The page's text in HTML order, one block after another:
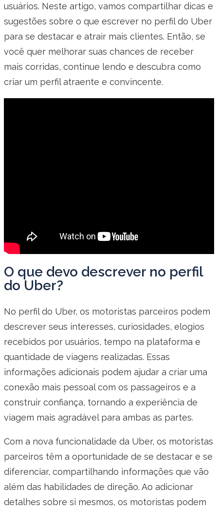
usuários. Neste artigo, vamos compartilhar dicas e
sugestões sobre o que escrever no perfil do Uber
para se destacar e atrair mais clientes. Então, se
você quer melhorar suas chances de receber
mais corridas, continue lendo e descubra como
criar um perfil atraente e convincente.
O que devo descrever no perfil
do Uber?
No perfil do Uber, os motoristas parceiros podem
descrever seus interesses, curiosidades, elogios
recebidos por usuários, tempo na plataforma e
quantidade de viagens realizadas. Essas
informações adicionais podem ajudar a criar uma
conexão mais pessoal com os passageiros e a
construir confiança, tornando a experiência de
viagem mais agradável para ambas as partes.
Com a nova funcionalidade da Uber, os motoristas
parceiros têm a oportunidade de se destacar e se
diferenciar, compartilhando informações que vão
além das habilidades de direção. Ao adicionar
detalhes sobre si mesmos, os motoristas podem